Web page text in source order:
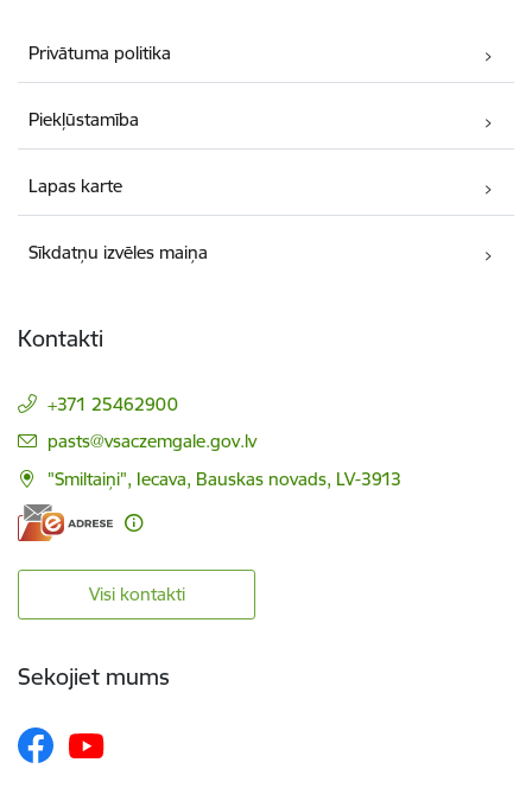
Privātuma politika
Piekļūstamība
Lapas karte
Sīkdatņu izvēles maiņa
Kontakti
+371 25462900
E-pasts:
pasts@vsaczemgale.gov.lv
"Smiltaiņi", Iecava, Bauskas novads, LV-3913
Visi kontakti
Sekojiet mums